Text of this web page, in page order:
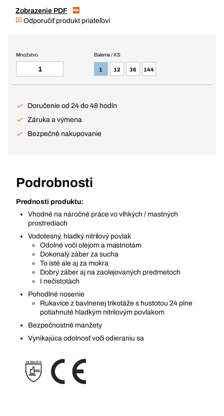
Zobrazenie PDF
Odporučiť produkt priateľovi
Balenie / KS
1 12 36 144
Množstvo
Doručenie od 24 do 48 hodín
Záruka a výmena
Bezpečné nakupovanie
Podrobnosti
Prednosti produktu:
Vhodné na náročné práce vo vlhkých / mastných
prostrediach
Vodotesný, hladký nitrilový povlak
Odolné voči olejom a mastnotám
Dokonalý záber za sucha
To isté ale aj za mokra
Dobrý záber aj na zaolejovaných predmetoch
I nečistotách
Pohodlné nosenie
Rukavice z bavlnenej trikotáže s hustotou 24 plne
potiahnuté hladkým nitrilovým povlakom
Bezpečnostné manžety
Vynikajúca odolnosť voči odieraniu sa